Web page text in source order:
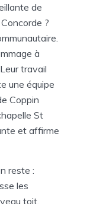
de
?
à
travail
une équipe
Coppin
St
et affirme
reste :
les
toit,